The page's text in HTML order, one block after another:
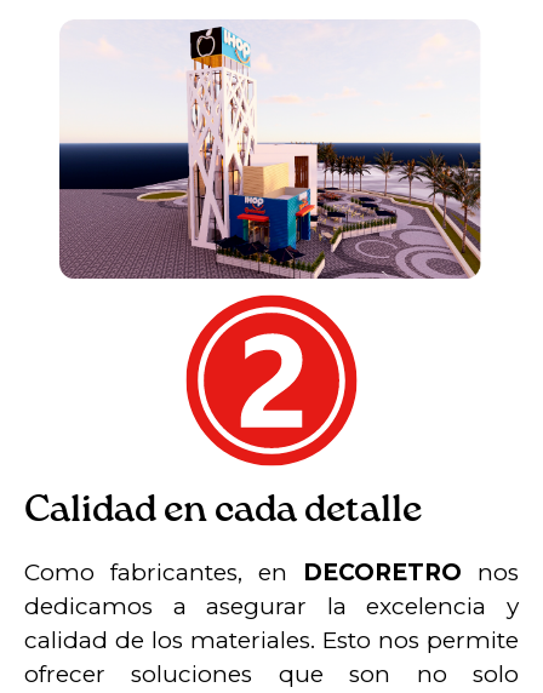
Calidad en cada detalle
Como fabricantes, en DECORETRO nos
dedicamos a asegurar la excelencia y
calidad de los materiales. Esto nos permite
ofrecer soluciones que son no solo